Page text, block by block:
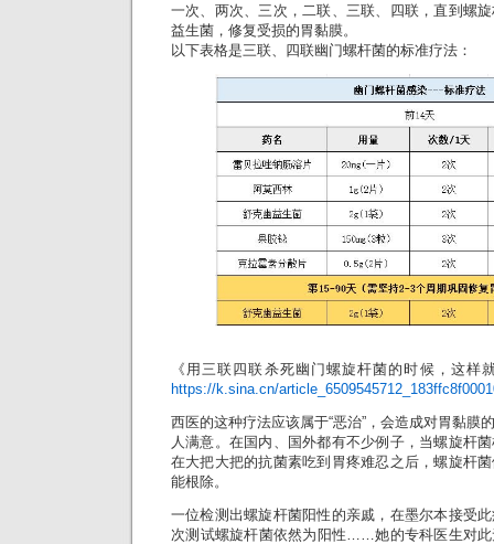
一次、两次、三次，二联、三联、四联，直到螺
益生菌，修复受损的胃黏膜。
以下表格是三联、四联幽门螺杆菌的标准疗法：
《用三联四联杀死幽门螺旋杆菌的时候，这样
https://k.sina.cn/
西医的这种疗法应该属于“恶治”，会造成对胃黏膜
人满意。在国内、国外都有不少例子，当螺旋杆
在大把大把的抗菌素吃到胃疼难忍之后，螺旋杆
能根除。
一位检测出螺旋杆菌阳性的亲戚，在墨尔本接受
次测试螺旋杆菌依然为阳性……她的专科医生对